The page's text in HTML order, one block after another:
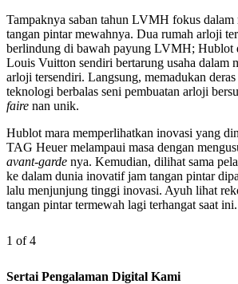
Tampaknya saban tahun LVMH fokus dalam
tangan pintar mewahnya. Dua rumah arloji
berlindung di bawah payung LVMH; Hublot
Louis Vuitton sendiri bertarung usaha dalam
arloji tersendiri. Langsung, memadukan deras
teknologi berbalas seni pembuatan arloji
faire nan unik.
Hublot mara memperlihatkan inovasi yang
TAG Heuer melampaui masa dengan
avant-garde nya. Kemudian, dilihat sama
ke dalam dunia inovatif jam tangan pintar
lalu menjunjung tinggi inovasi. Ayuh lihat
tangan pintar termewah lagi terhangat saat ini.
1 of 4
Sertai Pengalaman Digital Kami